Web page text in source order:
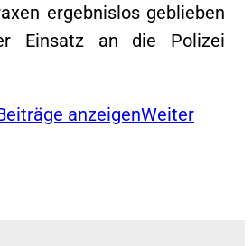
ergebnislos geblieben
Einsatz an die Polizei
anzeigenWeiter